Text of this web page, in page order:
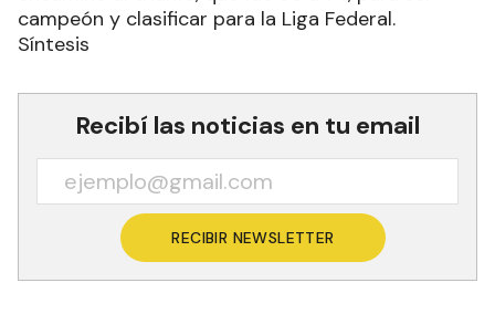
campeón y clasificar para la Liga Federal.
Síntesis
Recibí las noticias en tu email
RECIBIR NEWSLETTER